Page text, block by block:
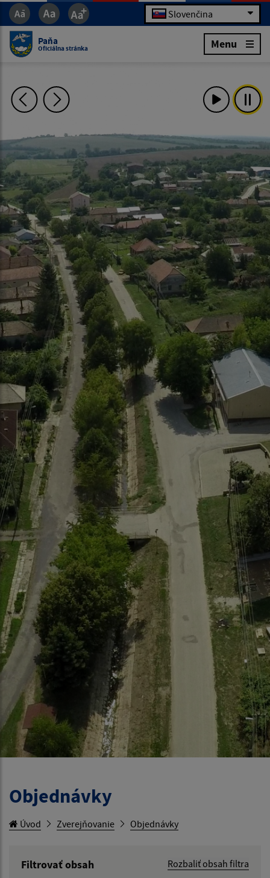
Slovenčina
Paňa
Oficiálna stránka Menu
Objednávky
Úvod Zverejňovanie Objednávky
Filtrovať obsah
Rozbaliť obsah filtra